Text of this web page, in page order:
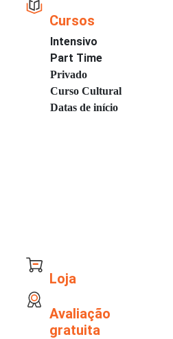
Cursos
Intensivo
Part Time
Privado
Curso Cultural
Datas de início
Loja
Avaliação
gratuita